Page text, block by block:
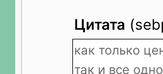
Цитата
как только
так и все